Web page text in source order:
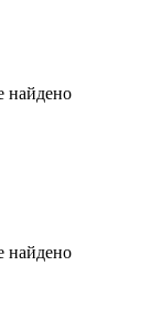
найдено
найдено